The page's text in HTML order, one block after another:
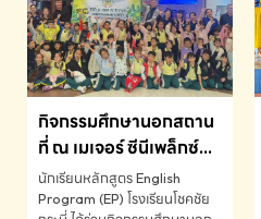
กิจกรรมศึกษานอกสถาน
ที่ ณ เมเจอร์ ซีนีเพล็กซ์
ระดับประถมศึกษา (EP.1-
6)
นักเรียนหลักสูตร English
Program (EP) โรงเรียนโชคชัย